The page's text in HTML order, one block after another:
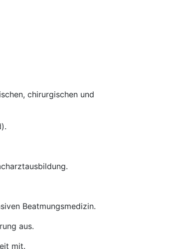
chirurgischen und
Beatmungsmedizin.
aus.
mit.